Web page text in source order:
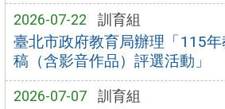
2026-07-22 訓育組
臺北市政府教育局辦理「115
稿（含影音作品）評選活動」
2026-07-07 訓育組